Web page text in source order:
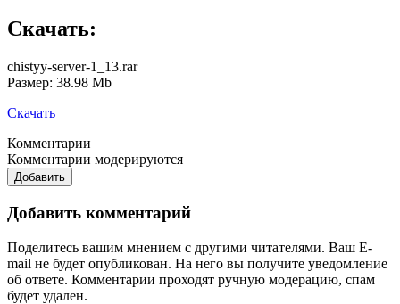
Скачать:
chistyy-server-1_13.rar
Размер: 38.98 Mb
Скачать
Комментарии
Комментарии модерируются
Добавить
Добавить комментарий
Поделитесь вашим мнением с другими читателями. Ваш E-
mail не будет опубликован. На него вы получите уведомление
об ответе. Комментарии проходят ручную модерацию, спам
будет удален.